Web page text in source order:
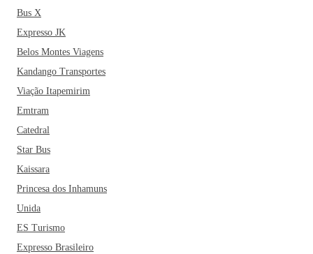
Bus X
Expresso JK
Belos Montes Viagens
Kandango Transportes
Viação Itapemirim
Emtram
Catedral
Star Bus
Kaissara
Princesa dos Inhamuns
Unida
ES Turismo
Expresso Brasileiro